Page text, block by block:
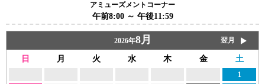
アミューズメントコーナー
午前8:00 ～ 午後11:59
2026年8月 翌月
日 月 火 水 木 金 土
1